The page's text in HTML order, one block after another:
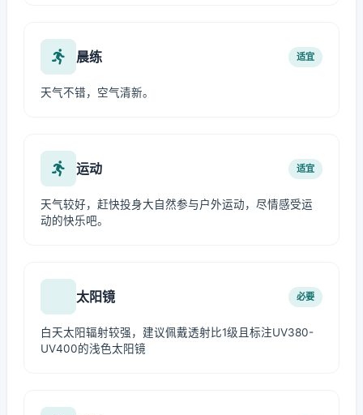
晨练 适宜
天气不错，空气清新。
运动 适宜
天气较好，赶快投身大自然参与户外运动，尽情感受运
动的快乐吧。
太阳镜 必要
白天太阳辐射较强，建议佩戴透射比1级且标注UV380-
UV400的浅色太阳镜